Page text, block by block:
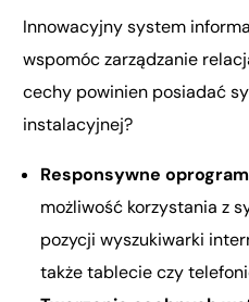
Innowacyjny system
wspomóc zarządzanie
cechy powinien posiadać
instalacyjnej?
Responsywne
możliwość korzystania z
pozycji wyszukiwarki
także tablecie czy